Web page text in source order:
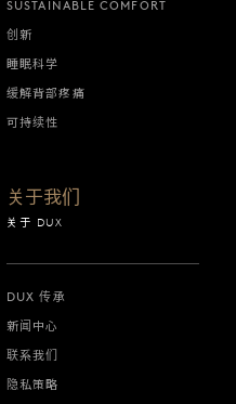
SUSTAINABLE COMFORT
创新
睡眠科学
缓解背部疼痛
可持续性
关于我们
关于 DUX
DUX 传承
新闻中心
联系我们
隐私策略